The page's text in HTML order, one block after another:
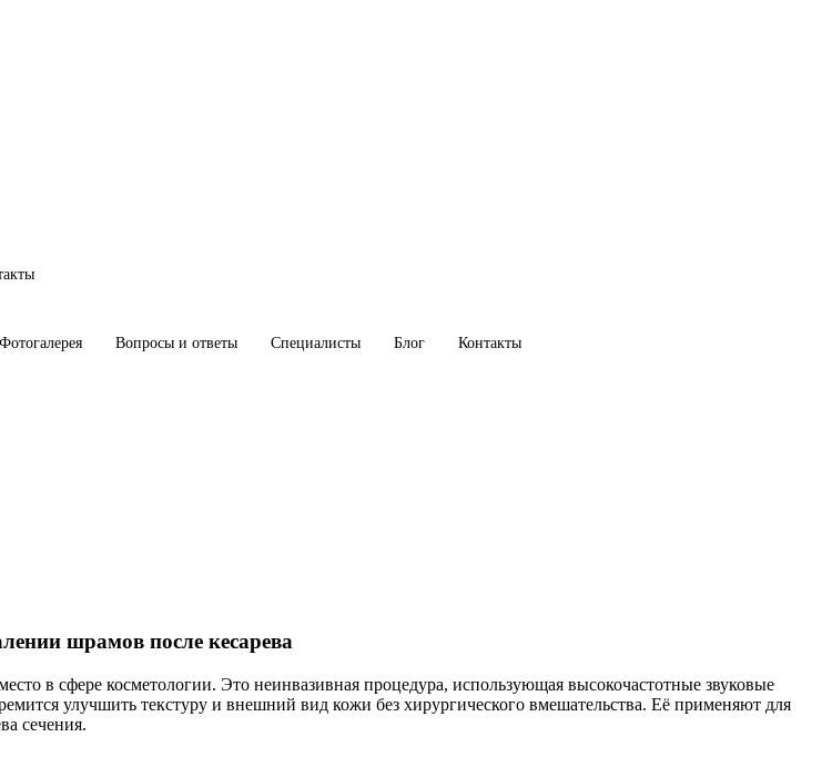
Фотогалерея Вопросы и ответы Специалисты Блог Контакты
шрамов после кесарева
в сфере косметологии. Это неинвазивная процедура, использующая высокочастотные звуковые
улучшить текстуру и внешний вид кожи без хирургического вмешательства. Её применяют для
сечения.